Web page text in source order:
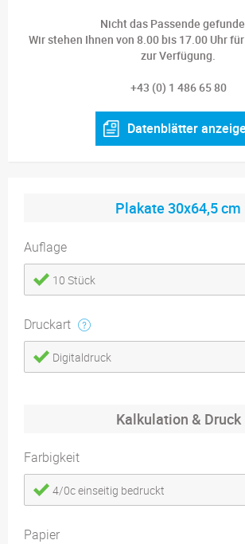
Nicht das Passende
Wir stehen Ihnen von 8.00 bis 17.00 Uhr
zur Verfügung.
+43 (0) 1 486 65 80
Datenblätter
Plakate 30x64,5 cm
Auflage
10 Stück
Druckart
Digitaldruck
Kalkulation & Druck
Farbigkeit
4/0c einseitig bedruckt
Papier